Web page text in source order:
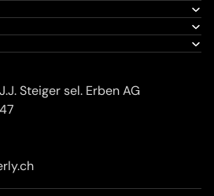
Steiger sel. Erben AG